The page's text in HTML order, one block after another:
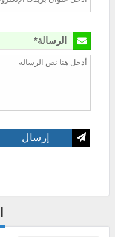
الرسالة*